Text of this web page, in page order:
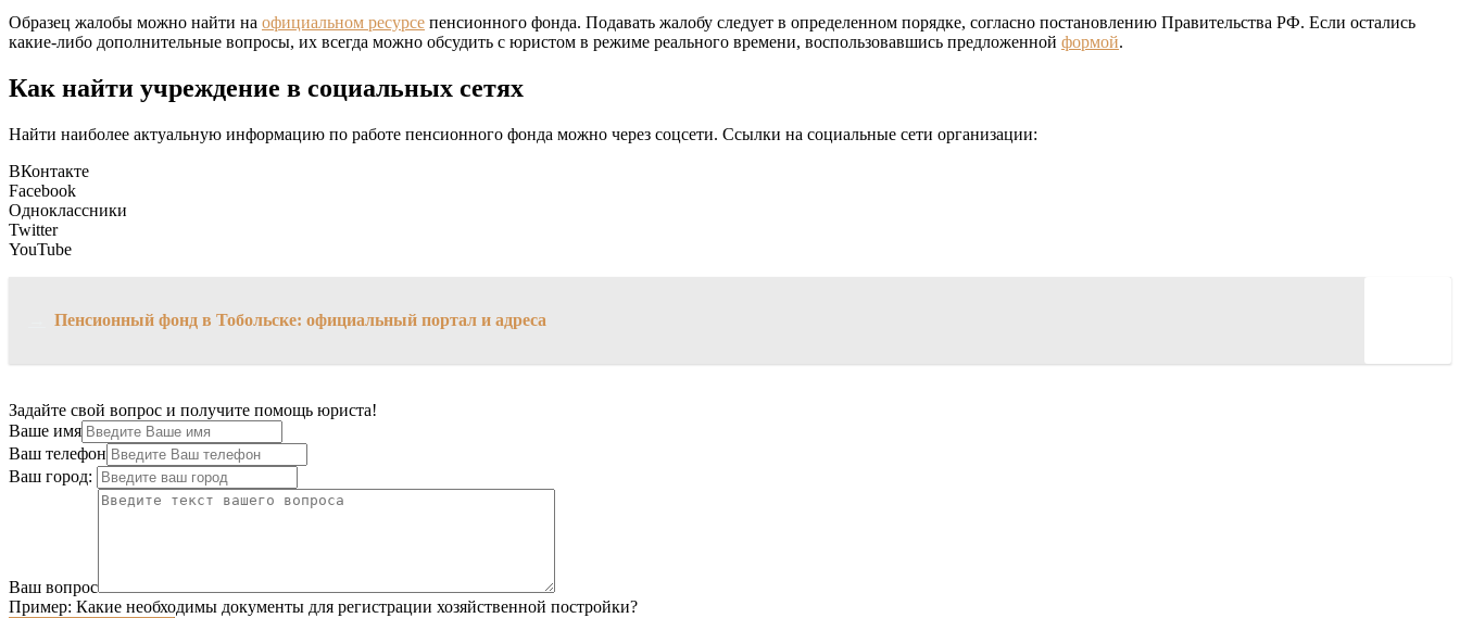
Образец жалобы можно найти на официальном ресурсе пенсионного фонда. Подавать жалобу следует в определенном порядке, согласно постановлению Правительства РФ. Если остались
какие-либо дополнительные вопросы, их всегда можно обсудить с юристом в режиме реального времени, воспользовавшись предложенной формой.
Как найти учреждение в социальных сетях
Найти наиболее актуальную информацию по работе пенсионного фонда можно через соцсети. Ссылки на социальные сети организации:
ВКонтакте
Facebook
Одноклассники
Twitter
YouTube
Пенсионный фонд в Тобольске: официальный портал и адреса
Задайте свой вопрос и получите помощь юриста!
Ваше имя
Ваш телефон
Ваш город:
Ваш вопрос
Пример: Какие необходимы документы для регистрации хозяйственной постройки?